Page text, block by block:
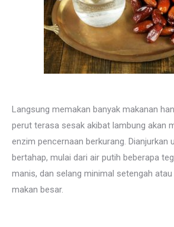
Langsung memakan banyak makanan
perut terasa sesak akibat lambung akan
enzim pencernaan berkurang. Dianjurkan
bertahap, mulai dari air putih beberapa
manis, dan selang minimal setengah
makan besar.